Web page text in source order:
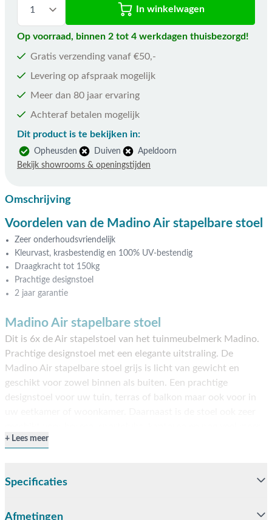
In winkelwagen
Op voorraad, binnen 2 tot 4 werkdagen thuisbezorgd!
Gratis verzending vanaf €50,-
Levering op afspraak mogelijk
Meer dan 80 jaar ervaring
Achteraf betalen mogelijk
Dit product is te bekijken in:
Opheusden Duiven
Apeldoorn
Bekijk showrooms & openingstijden
Omschrijving
Voordelen van de Madino Air stapelbare stoel
Zeer onderhoudsvriendelijk
Kleurvast, krasbestendig en 100% UV-bestendig
Draagkracht tot 150kg
Prachtige designstoel
2 jaar garantie
Madino Air stapelbare stoel
Dit is 6x de Air stapelstoel van het tuinmeubelmerk Madino.
Prachtige designstoel met een elegante uitstraling. De
Madino Air stapelbare stoel grijs is licht van gewicht en
geschikt voor zowel binnen als buiten. Een prachtige
designstoel voor uw tuin, terras of balkon maar ook voor in
Doordat de stoel stapelbaar is neemt hij weinig ruimte in
materialen.
Eigenschappen van de Madino Air
Lees meer
Specificaties
Afmetingen